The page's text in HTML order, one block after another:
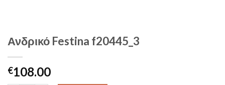
Ανδρικό Festina f20445_3
€108.00